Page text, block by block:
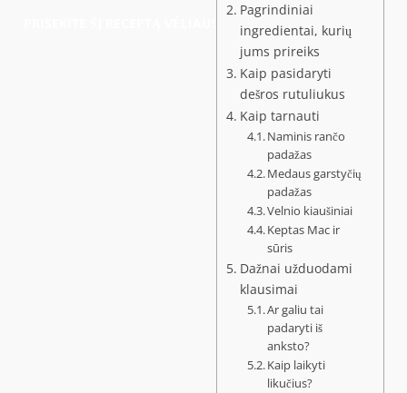
Pagrindiniai
ingredientai, kurių
jums prireiks
Kaip pasidaryti
dešros rutuliukus
Kaip tarnauti
Naminis rančo
padažas
Medaus garstyčių
padažas
Velnio kiaušiniai
Keptas Mac ir
sūris
Dažnai užduodami
klausimai
Ar galiu tai
padaryti iš
anksto?
Kaip laikyti
likučius?